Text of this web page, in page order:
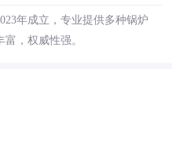
年成立，专业提供多种锅炉
，权威性强。